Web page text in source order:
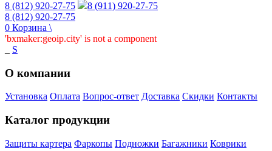
8 (812) 920-27-75
8 (911) 920-27-75
8 (812) 920-27-75
0 Корзина \
'bxmaker:geoip.city' is not a component
S
О компании
Установка Оплата Вопрос-ответ Доставка Скидки Контакты
Каталог продукции
Защиты картера Фаркопы Подножки Багажники Коврики